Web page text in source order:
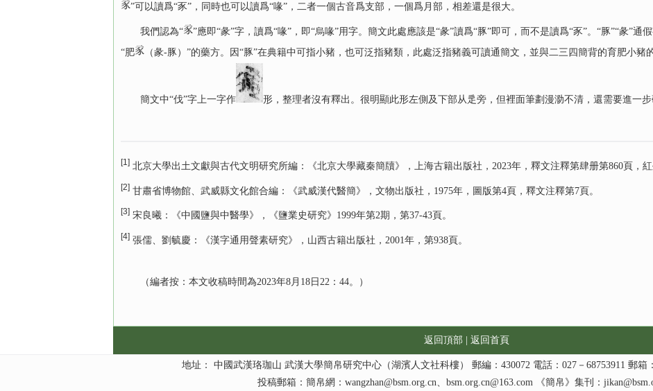
”可以讀爲“豕”，同時也可以讀爲“喙”，二者一個古音爲支部，一個爲月部，相差還是很大。
我們認為“ ”應即“彖”字，讀爲“喙”，即“烏喙”用字。簡文此處應該是“彖”讀爲“豚”即可，而不是讀爲“豕”。“豚”“彖”通假
“肥
（彖-豚）”的藥方。因“豚”在典籍中可指小豬，也可泛指豬類，此處泛指豬義可讀通簡文，並與二三四簡背的育肥小豬
簡文中“伐”字上一字作 形，整理者沒有釋出。很明顯此形左側及下部从辵旁，但裡面筆劃漫泐不清，還需要進一步
[1] 北京大學出土文獻與古代文明研究所編：《北京大學藏秦簡牘》，上海古籍出版社，2023年，釋文注釋第肆册第860頁，紅
[2] 甘肅省博物館、武威縣文化館合編：《武威漢代醫簡》，文物出版社，1975年，圖版第4頁，釋文注釋第7頁。
[3] 宋良曦：《中國鹽與中醫學》，《鹽業史研究》1999年第2期，第37-43頁。
[4] 張儒、劉毓慶：《漢字通用聲素研究》，山西古籍出版社，2001年，第938頁。
（編者按：本文收稿時間為2023年8月18日22：44。）
返回頂部 | 返回首頁
地址： 中國武漢珞珈山 武漢大學簡帛研究中心（湖濱人文社科樓） 郵編：430072 電話：027－68753911 郵箱：
投稿郵箱：簡帛網： wangzhan@bsm.org.cn bsm.org.cn@163.com 《簡帛》集刊：